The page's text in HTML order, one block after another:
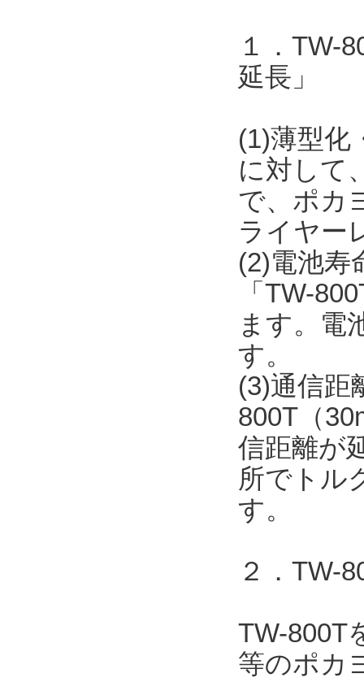
１．TW-
延長」
(1)薄型化
に対して
で、ポカ
ライヤー
(2)電池寿
「TW-
ます。電
す。
(3)通信距
800T（
信距離が
所でトル
す。
２．TW-
TW-800T
等のポカ